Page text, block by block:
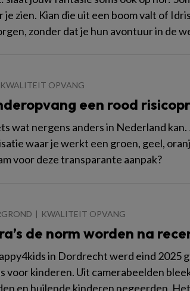
je zien. Kian die uit een boom valt of
zonder dat je hun avontuur in de
KWALITEIT OPVANG
een rood
wat nergens anders in Nederland
waar je werkt een groen, geel,
voor deze transparante aanpak?
KWALITEIT OPVANG
de norm worden na
in Dordrecht werd eind 2025
voor kinderen. Uit camerabeelden
en huilende kinderen negeerden.